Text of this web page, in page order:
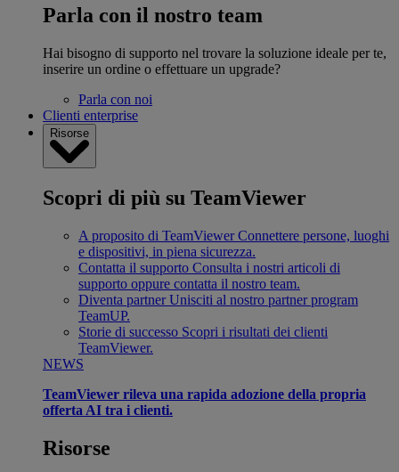
Parla con il nostro team
Hai bisogno di supporto nel trovare la soluzione ideale per te,
inserire un ordine o effettuare un upgrade?
Parla con noi
Clienti enterprise
Risorse
Scopri di più su TeamViewer
A proposito di TeamViewer Connettere persone, luoghi
e dispositivi, in piena sicurezza.
Contatta il supporto Consulta i nostri articoli di
supporto oppure contatta il nostro team.
Diventa partner Unisciti al nostro partner program
TeamUP.
Storie di successo Scopri i risultati dei clienti
TeamViewer.
NEWS
TeamViewer rileva una rapida adozione della propria
offerta AI tra i clienti.
Risorse